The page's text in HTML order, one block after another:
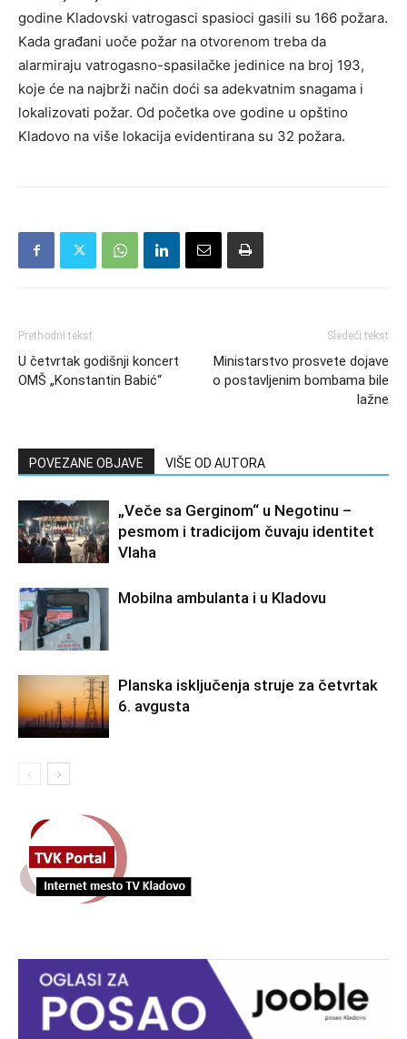
godine Kladovski vatrogasci spasioci gasili su 166 požara.
Kada građani uoče požar na otvorenom treba da
alarmiraju vatrogasno-spasilačke jedinice na broj 193,
koje će na najbrži način doći sa adekvatnim snagama i
lokalizovati požar. Od početka ove godine u opštino
Kladovo na više lokacija evidentirana su 32 požara.
Prethodni tekst
U četvrtak godišnji koncert
OMŠ „Konstantin Babić“
Sledeći tekst
Ministarstvo prosvete dojave
o postavljenim bombama bile
lažne
POVEZANE OBJAVE VIŠE OD AUTORA
„Veče sa Gerginom“ u Negotinu –
pesmom i tradicijom čuvaju identitet
Vlaha
Mobilna ambulanta i u Kladovu
Planska isključenja struje za četvrtak
6. avgusta